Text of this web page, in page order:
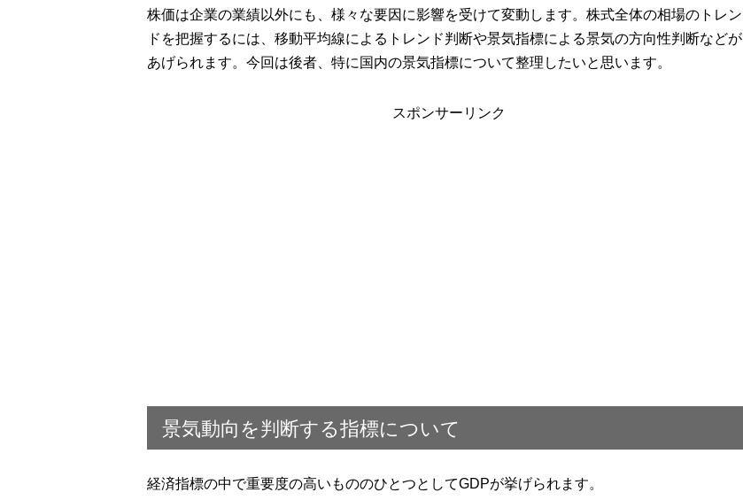
株価は企業の業績以外にも、様々な要因に影響を受けて変動します。株式全体の相場のトレン
ドを把握するには、移動平均線によるトレンド判断や景気指標による景気の方向性判断などが
あげられます。今回は後者、特に国内の景気指標について整理したいと思います。
スポンサーリンク
景気動向を判断する指標について
経済指標の中で重要度の高いもののひとつとしてGDPが挙げられます。